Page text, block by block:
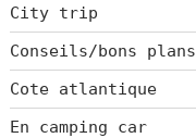
City trip
Conseils/bons plans
Cote atlantique
En camping car